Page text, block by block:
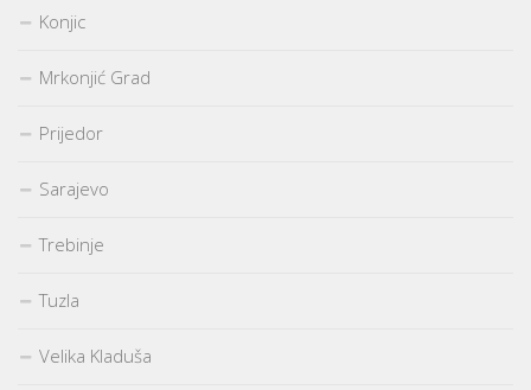
Konjic
Mrkonjić Grad
Prijedor
Sarajevo
Trebinje
Tuzla
Velika Kladuša